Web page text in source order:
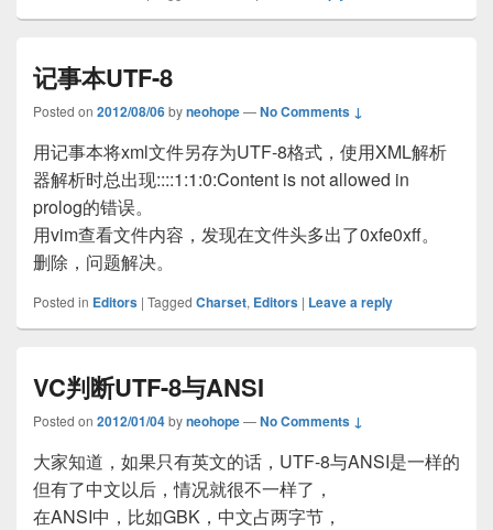
记事本UTF-8
Posted on 2012/08/06byneohope—No Comments ↓
用记事本将xml文件另存为UTF-8格式，使用XML解析
器解析时总出现::::1:1:0:Content is not allowed in
prolog的错误。
用vim查看文件内容，发现在文件头多出了0xfe0xff。
删除，问题解决。
Posted in Editors | Tagged Charset, Editors | Leave a reply
VC判断UTF-8与ANSI
Posted on 2012/01/04byneohope—No Comments ↓
大家知道，如果只有英文的话，UTF-8与ANSI是一样的
但有了中文以后，情况就很不一样了，
在ANSI中，比如GBK，中文占两字节，